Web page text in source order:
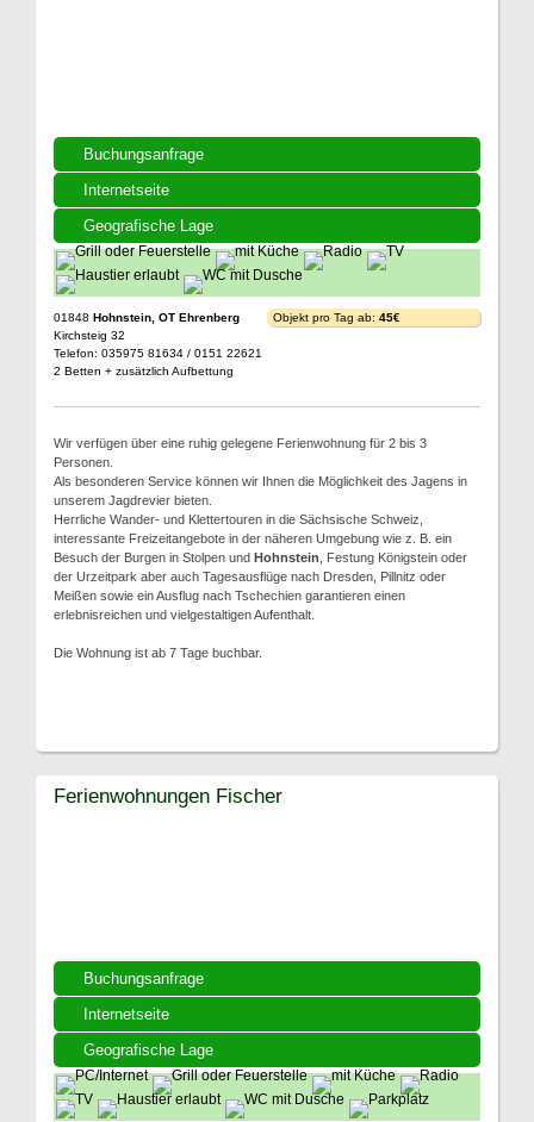
Buchungsanfrage
Internetseite
Geografische Lage
01848 Hohnstein, OT Ehrenberg
Kirchsteig 32
Telefon: 035975 81634 / 0151 22621
2 Betten + zusätzlich Aufbettung
Objekt pro Tag ab: 45€
Wir verfügen über eine ruhig gelegene Ferienwohnung für 2 bis 3
Personen.
Als besonderen Service können wir Ihnen die Möglichkeit des Jagens in
unserem Jagdrevier bieten.
Herrliche Wander- und Klettertouren in die Sächsische Schweiz,
interessante Freizeitangebote in der näheren Umgebung wie z. B. ein
Besuch der Burgen in Stolpen und Hohnstein , Festung Königstein oder
der Urzeitpark aber auch Tagesausflüge nach Dresden, Pillnitz oder
Meißen sowie ein Ausflug nach Tschechien garantieren einen
erlebnisreichen und vielgestaltigen Aufenthalt.
Die Wohnung ist ab 7 Tage buchbar.
Buchungsanfrage
Internetseite
Geografische Lage
Ferienwohnungen Fischer